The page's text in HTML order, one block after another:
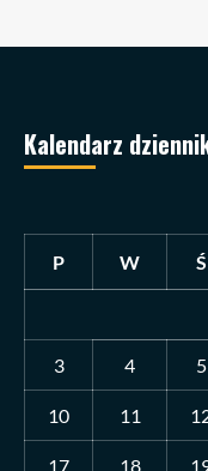
Kalendarz
P W Ś
3 4 5
10 11
17 18